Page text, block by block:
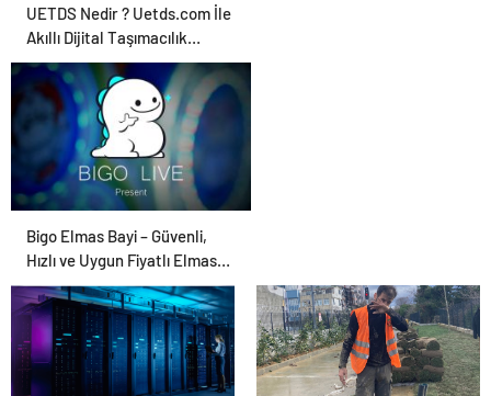
UETDS Nedir ? Uetds.com İle
Akıllı Dijital Taşımacılık
Yazılımı
Bigo Elmas Bayi – Güvenli,
Hızlı ve Uygun Fiyatlı Elmas
Satın Almanın Yeni Adresi